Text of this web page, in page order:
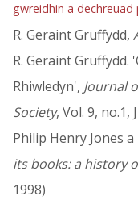
gwreidhin a
R. Geraint Gruffydd,
R. Geraint Gruffydd.
Rhiwledyn', Journal
Society, Vol. 9, no.1,
Philip Henry Jones
its books: a history
1998)